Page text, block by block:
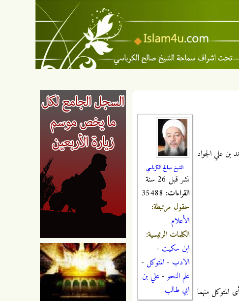
الشيخ صالح الكرباسي
نشر قبل 26 سنة
القراءات:
حقول مرتبطة:
الأعلام
الكلمات الرئيسية:
ابن سكيت -
الادب - المتوكل -
علم النحو- علي بن
ابي طالب
بن علي الجواد
المتوكل منهما